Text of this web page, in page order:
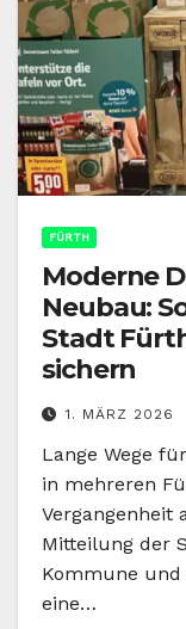
FÜRTH
Moderne
Neubau:
Stadt
sichern
1. MÄRZ 2026
Lange Wege
in mehreren
Vergangenheit
Mitteilung der
Kommune und
eine…